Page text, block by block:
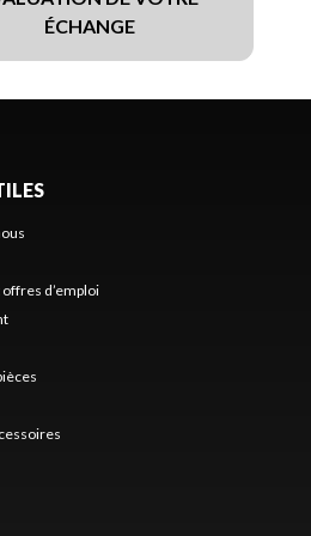
ÉCHANGE
d’emploi